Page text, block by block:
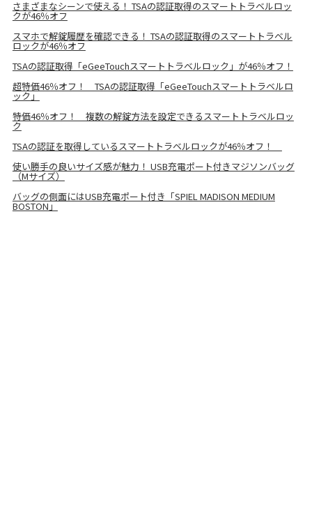
さまざまなシーンで使える！ TSAの認証取得のスマートトラベルロッ
クが46％オフ
スマホで解錠履歴を確認できる！ TSAの認証取得のスマートトラベル
ロックが46％オフ
TSAの認証取得「eGeeTouchスマートトラベルロック」が46％オフ！
超特価46％オフ！ TSAの認証取得「eGeeTouchスマートトラベルロ
ック」
特価46％オフ！ 複数の解錠方法を設定できるスマートトラベルロッ
ク
TSAの認証を取得しているスマートトラベルロックが46％オフ！
使い勝手の良いサイズ感が魅力！ USB充電ポート付きマジソンバッグ
（Mサイズ）
バッグの側面にはUSB充電ポート付き「SPIEL MADISON MEDIUM
BOSTON」